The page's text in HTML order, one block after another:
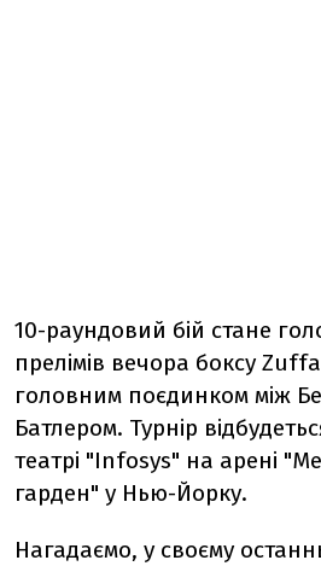
10-раундовий бій стане
прелімів вечора боксу
головним поєдинком між
Батлером. Турнір
театрі "Infosys" на арені
гарден" у Нью-Йорку.
Нагадаємо, у своєму